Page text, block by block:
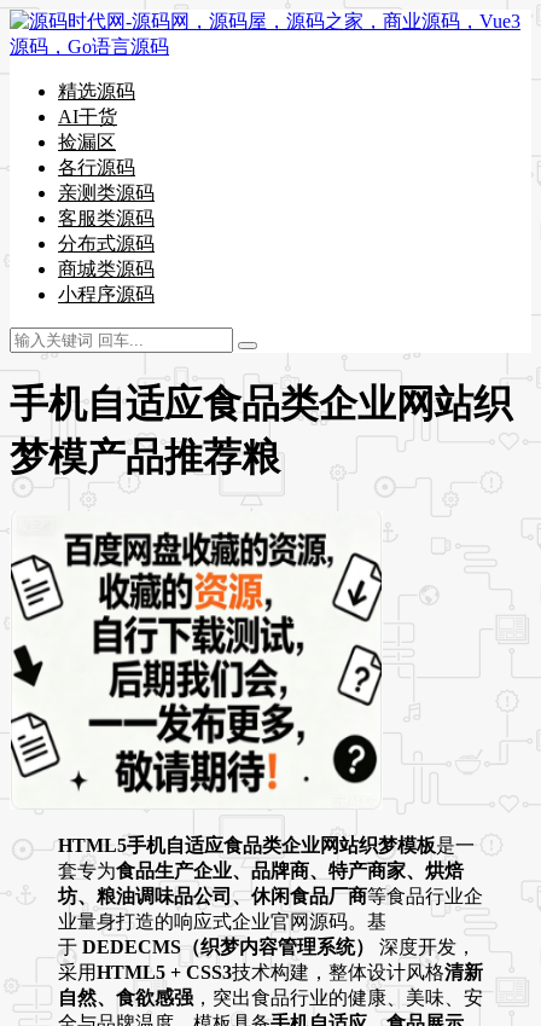
精选源码
AI干货
捡漏区
各行源码
亲测类源码
客服类源码
分布式源码
商城类源码
小程序源码
手机自适应食品类企业网站织
梦模产品推荐粮
HTML5手机自适应食品类企业网站织梦模板是一
套专为食品生产企业、品牌商、特产商家、烘焙
坊、粮油调味品公司、休闲食品厂商等食品行业企
业量身打造的响应式企业官网源码。基
于 DEDECMS（织梦内容管理系统）
深度开发，
采用HTML5 + CSS3技术构建，整体设计风格清新
自然、食欲感强 ，突出食品行业的健康、美味、安